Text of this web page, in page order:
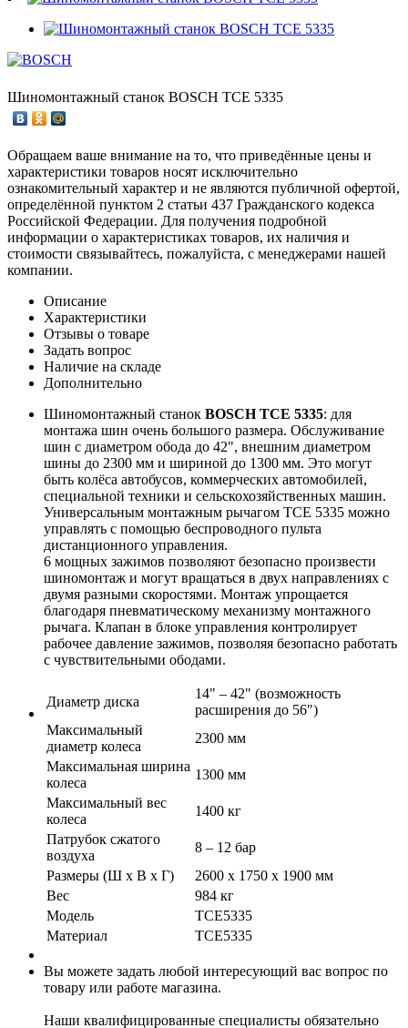
Шиномонтажный станок BOSCH TCE 5335
Обращаем ваше внимание на то, что приведённые цены и
характеристики товаров носят исключительно
ознакомительный характер и не являются публичной офертой,
определённой пунктом 2 статьи 437 Гражданского кодекса
Российской Федерации. Для получения подробной
информации о характеристиках товаров, их наличия и
стоимости связывайтесь, пожалуйста, с менеджерами нашей
компании.
Описание
Характеристики
Отзывы о товаре
Задать вопрос
Наличие на складе
Дополнительно
Шиномонтажный станок BOSCH TCE 5335: для
монтажа шин очень большого размера. Обслуживание
шин с диаметром обода до 42", внешним диаметром
шины до 2300 мм и шириной до 1300 мм. Это могут
быть колёса автобусов, коммерческих автомобилей,
специальной техники и сельскохозяйственных машин.
Универсальным монтажным рычагом ТСЕ 5335 можно
управлять с помощью беспроводного пульта
дистанционного управления.
6 мощных зажимов позволяют безопасно произвести
шиномонтаж и могут вращаться в двух направлениях с
двумя разными скоростями. Монтаж упрощается
благодаря пневматическому механизму монтажного
рычага. Клапан в блоке управления контролирует
рабочее давление зажимов, позволяя безопасно работать
с чувствительными ободами.
Диаметр диска
14" – 42" (возможность
расширения до 56")
Максимальный
диаметр колеса
2300 мм
Максимальная ширина
колеса
1300 мм
Максимальный вес
колеса
1400 кг
Патрубок сжатого
воздуха
8 – 12 бар
Размеры (Ш x В x Г)
2600 x 1750 x 1900 мм
Вес
984 кг
Модель
ТСЕ5335
Материал
ТСЕ5335
Вы можете задать любой интересующий вас вопрос по
товару или работе магазина.
Наши квалифицированные специалисты обязательно